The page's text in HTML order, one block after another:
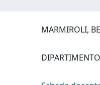
MARMIROLI,